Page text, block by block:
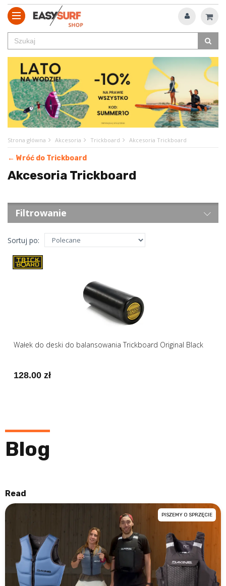
Strona główna Akcesoria Trickboard Akcesoria Trickboard
← Wróć do Trickboard
Akcesoria Trickboard
Filtrowanie
Sortuj po:
Wałek do deski do balansowania Trickboard Original Black
128.00 zł
Blog
Read
PISZEMY O SPRZĘCIE